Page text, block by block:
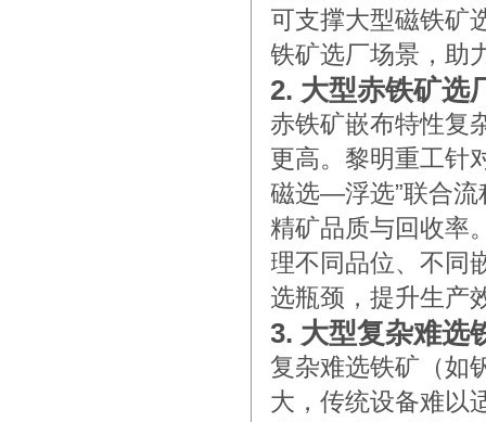
可支撑大型磁铁矿
铁矿选厂场景，助
2. 大型赤铁矿选
赤铁矿嵌布特性复
更高。黎明重工针
磁选—浮选”联合流
精矿品质与回收率
理不同品位、不同
选瓶颈，提升生产
3. 大型复杂难选
复杂难选铁矿（如
大，传统设备难以